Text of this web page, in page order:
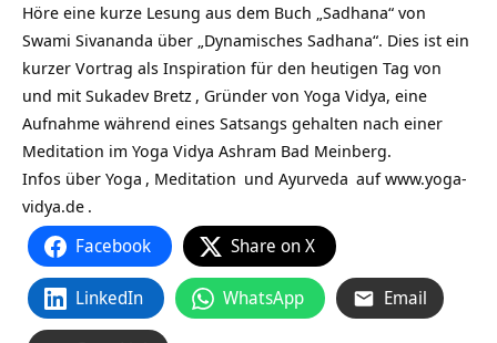
Höre eine kurze Lesung aus dem Buch „Sadhana“ von
Swami Sivananda über „Dynamisches Sadhana“. Dies ist ein
kurzer Vortrag als Inspiration für den heutigen Tag von
und mit Sukadev Bretz , Gründer von Yoga Vidya, eine
Aufnahme während eines Satsangs gehalten nach einer
Meditation im Yoga Vidya Ashram Bad Meinberg.
Infos über Yoga , Meditation und Ayurveda aufwww.yoga-
vidya.de .
Facebook Share on X
LinkedIn WhatsApp Email